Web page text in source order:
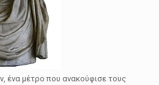
ένα μέτρο που ανακούφισε τους